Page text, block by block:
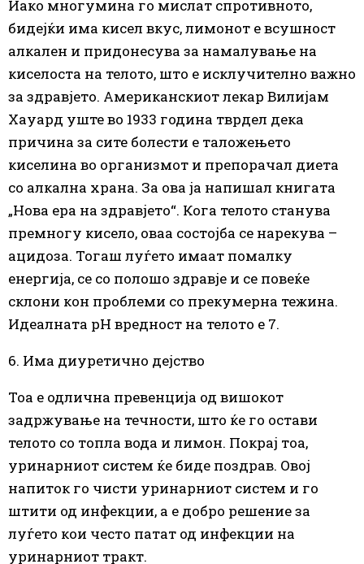
Иако многумина го мислат спротивното,
бидејќи има кисел вкус, лимонот е всушност
алкален и придонесува за намалување на
киселоста на телото, што е исклучително важно
за здравјето. Американскиот лекар Вилијам
Хауард уште во 1933 година тврдел дека
причина за сите болести е таложењето
киселина во организмот и препорачал диета
со алкална храна. За ова ја напишал книгата
„Нова ера на здравјето“. Кога телото станува
премногу кисело, оваа состојба се нарекува –
ацидоза. Тогаш луѓето имаат помалку
енергија, се со полошо здравје и се повеќе
склони кон проблеми со прекумерна тежина.
Идеалната pH вредност на телото е 7.
6. Има диуретично дејство
Тоа е одлична превенција од вишокот
задржување на течности, што ќе го остави
телото со топла вода и лимон. Покрај тоа,
уринарниот систем ќе биде поздрав. Овој
напиток го чисти уринарниот систем и го
штити од инфекции, а е добро решение за
луѓето кои често патат од инфекции на
уринарниот тракт.